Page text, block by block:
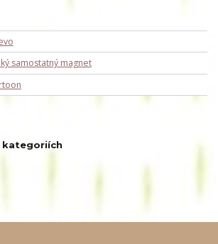
samostatný magnet
kategoriích